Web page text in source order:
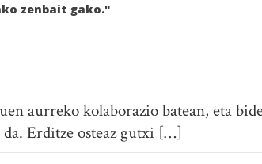
zenbait gako."
aurreko kolaborazio batean, eta
Erditze osteaz gutxi […]